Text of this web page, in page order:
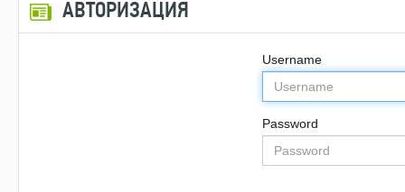
АВТОРИЗАЦИЯ
Username
Password